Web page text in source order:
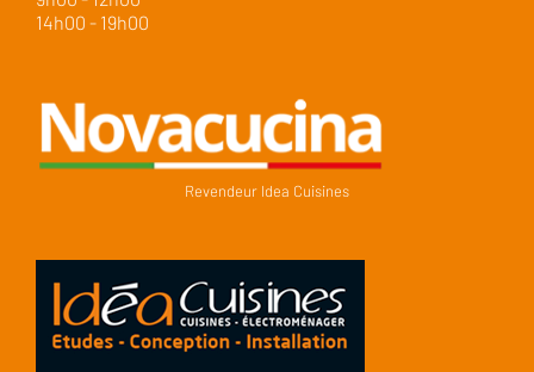
14h00 - 19h00
Revendeur Idea Cuisines